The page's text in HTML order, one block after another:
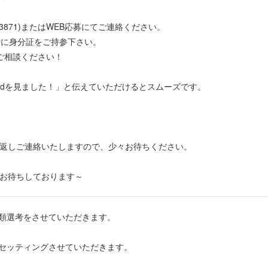
またはWEB応募にてご連絡ください。
身分証をご持参下さい。
談ください！
見ました！」と伝えていただけるとスムーズです。
しご連絡いたしますので、少々お待ちください。
待ちしております～
選考をさせていただきます。
ティングさせていただきます。